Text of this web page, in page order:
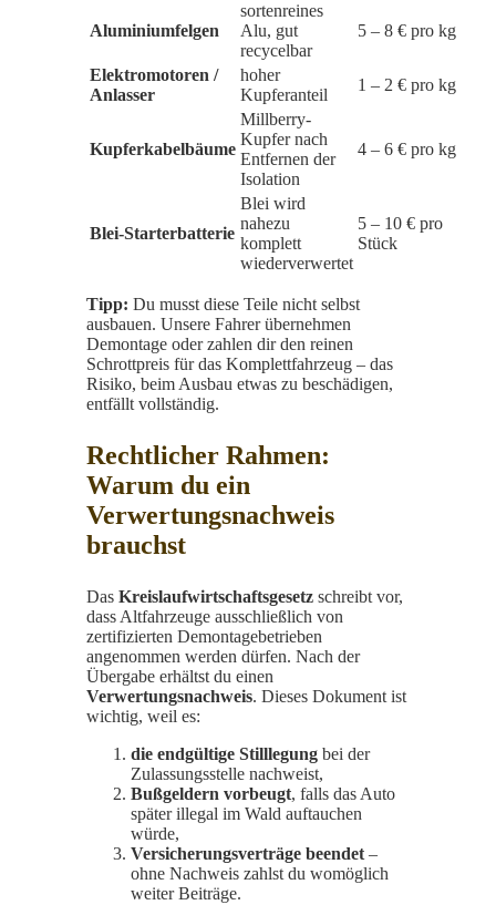
Aluminiumfelgen
sortenreines
Alu, gut
recycelbar
5 – 8 € pro kg
Elektromotoren /
Anlasser
hoher
Kupferanteil
1 – 2 € pro kg
Kupferkabelbäume
Millberry-
Kupfer nach
Entfernen der
Isolation
4 – 6 € pro kg
Blei-Starterbatterie
Blei wird
nahezu
komplett
wiederverwertet
5 – 10 € pro
Stück
Tipp: Du musst diese Teile nicht selbst
ausbauen. Unsere Fahrer übernehmen
Demontage oder zahlen dir den reinen
Schrottpreis für das Komplettfahrzeug – das
Risiko, beim Ausbau etwas zu beschädigen,
entfällt vollständig.
Rechtlicher Rahmen:
Warum du ein
Verwertungsnachweis
brauchst
Das Kreislaufwirtschaftsgesetz schreibt vor,
dass Altfahrzeuge ausschließlich von
zertifizierten Demontagebetrieben
angenommen werden dürfen. Nach der
Übergabe erhältst du einen
Verwertungsnachweis. Dieses Dokument ist
wichtig, weil es:
die endgültige Stilllegung bei der
Zulassungsstelle nachweist,
Bußgeldern vorbeugt, falls das Auto
später illegal im Wald auftauchen
würde,
Versicherungsverträge beendet –
ohne Nachweis zahlst du womöglich
weiter Beiträge.